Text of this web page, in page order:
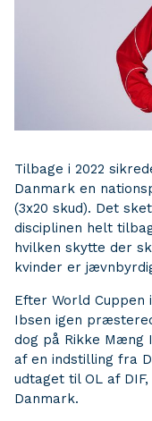
Tilbage i 2022
Danmark en
(3x20 skud). Det
disciplinen helt
hvilken skytte der
kvinder er
Efter World Cuppen
Ibsen igen
dog på Rikke Mæng
af en indstilling fra
udtaget til OL af
Danmark.